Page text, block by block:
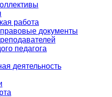
работа
документы
педагога
деятельность